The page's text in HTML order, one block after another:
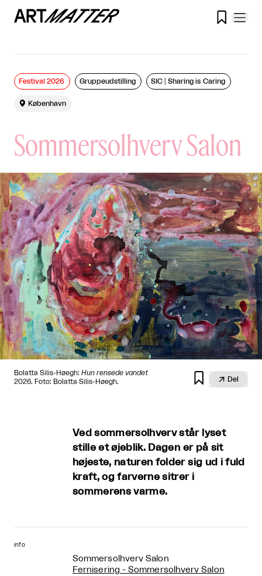

Sommersolhverv Salon
Festival 2026 Gruppeudstilling SIC│Sharing is Caring
 København
Bolatta Silis-Høegh: Hun rensede vandet
2026. Foto: Bolatta Silis-Høegh.
  Del
Ved sommersolhverv står lyset
stille et øjeblik. Dagen er på sit
højeste, naturen folder sig ud i fuld
kraft, og farverne sitrer i
sommerens varme.
info
Sommersolhverv Salon
Fernisering - Sommersolhverv Salon